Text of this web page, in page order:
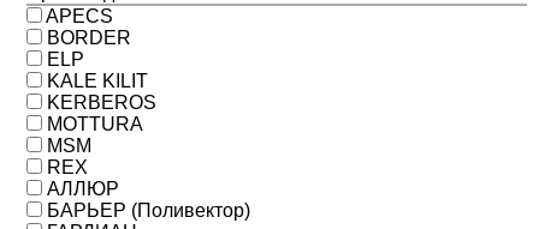
APECS
BORDER
ELP
KALE KILIT
KERBEROS
MOTTURA
MSM
REX
АЛЛЮР
БАРЬЕР (Поливектор)